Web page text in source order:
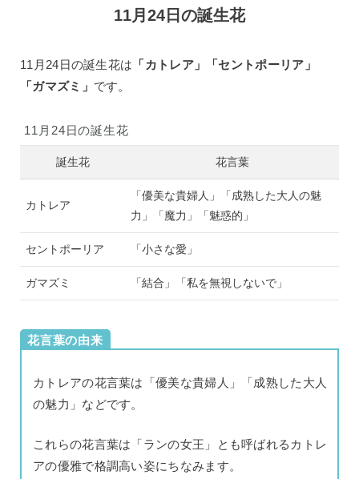
11月24日の誕生花
11月24日の誕生花は 「カトレア」「セントポーリア」
「ガマズミ」 です。
11月24日の誕生花
誕生花 花言葉
カトレア
「優美な貴婦人」「成熟した大人の魅
力」「魔力」「魅惑的」
セントポーリア 「小さな愛」
ガマズミ 「結合」「私を無視しないで」
花言葉の由来
カトレアの花言葉は「優美な貴婦人」「成熟した大人
の魅力」などです。
これらの花言葉は「ランの女王」とも呼ばれるカトレ
アの優雅で格調高い姿にちなみます。